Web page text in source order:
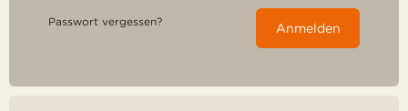
Passwort vergessen? Anmelden